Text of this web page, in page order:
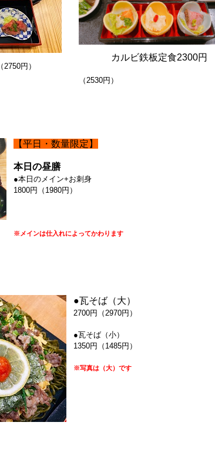
（2750円）
カルビ鉄板定食2300円
（2530円）
【平日・数量限定】
本日の昼膳
●本日のメイン+お刺身
1800円（1980円）
※メインは仕入れによってかわります
●瓦そば（大）
2700円（2970円）
●瓦そば（小）
1350円（1485円）
※写真は（大）です